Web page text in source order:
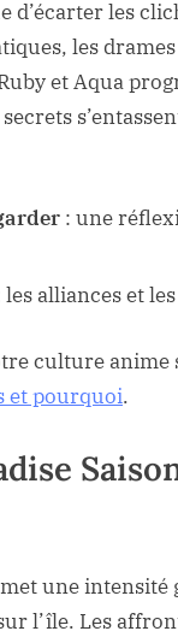
d’écarter les
les
et Aqua
: une
les alliances et
culture anime
et pourquoi.
une intensité
l’île. Les